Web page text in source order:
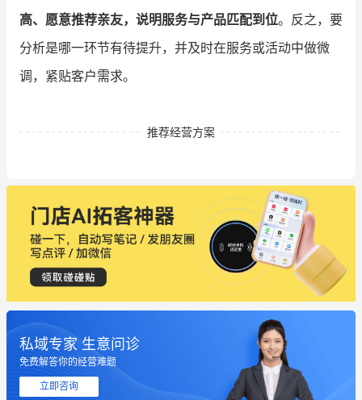
高、愿意推荐亲友，说明服务与产品匹配到位。反之，要
分析是哪一环节有待提升，并及时在服务或活动中做微
调，紧贴客户需求。
推荐经营方案
私域专家 生意问诊
免费解答你的经营难题
立即咨询
这个营销策划案例推荐大家看一下